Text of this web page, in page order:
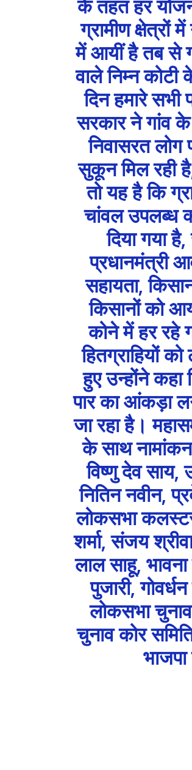
के तहत हर
ग्रामीण क्षेत्रों
में आयीं है तब से
वाले निम्न
दिन हमारे
सरकार ने गांव
निवासरत
सुकून मिल रही
तो यह है कि
चांवल उपलब्ध
दिया गया
प्रधानमंत्री
सहायता,
किसानों को
कोने में हर रहे
हितग्राहियों
हुए उन्होंने
पार का आंकड़ा
जा रहा है।
के साथ
विष्णु देव साय,
नितिन नवीन,
लोकसभा
शर्मा, संजय
लाल साहू,
पुजारी,
लोकसभा
चुनाव कोर